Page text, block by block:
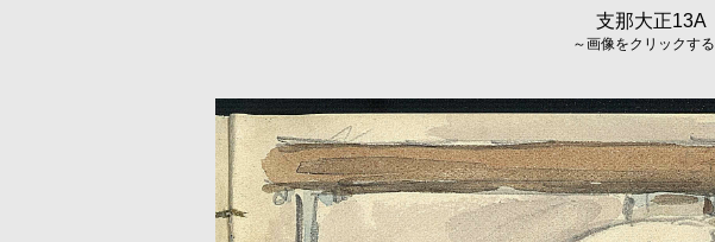
支那大正13A
～画像をクリックす